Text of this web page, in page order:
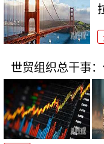
世贸组织总干事